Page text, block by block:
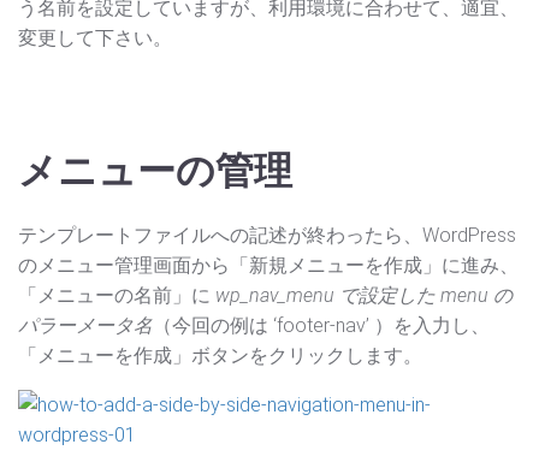
う名前を設定していますが、利用環境に合わせて、適宜、
変更して下さい。
メニューの管理
テンプレートファイルへの記述が終わったら、WordPress
のメニュー管理画面から「新規メニューを作成」に進み、
「メニューの名前」に wp_nav_menu で設定した menu の
パラーメータ名 （今回の例は ‘footer-nav’ ）を入力し、
「メニューを作成」ボタンをクリックします。